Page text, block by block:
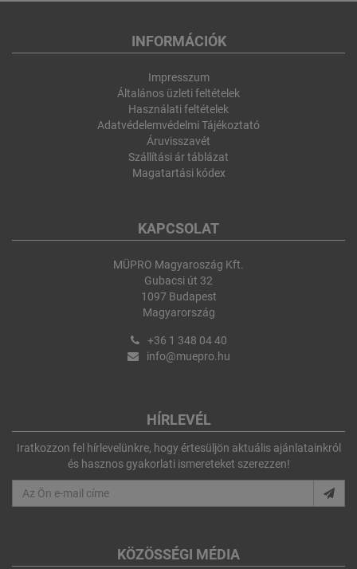
INFORMÁCIÓK
Impresszum
Általános üzleti feltételek
Használati feltételek
Adatvédelemvédelmi Tájékoztató
Áruvisszavét
Szállítási ár táblázat
Magatartási kódex
KAPCSOLAT
MÜPRO Magyaroszág Kft.
Gubacsi út 32
1097 Budapest
Magyarország
+36 1 348 04 40
info@muepro.hu
HÍRLEVÉL
Iratkozzon fel hírlevelünkre, hogy értesüljön aktuális ajánlatainkról
és hasznos gyakorlati ismereteket szerezzen!
KÖZÖSSÉGI MÉDIA